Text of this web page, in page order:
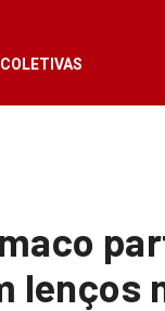
COLETIVAS
lenços